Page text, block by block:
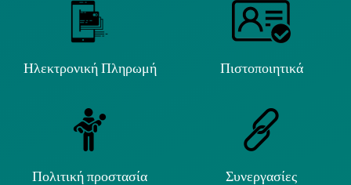
Ηλεκτρονική Πληρωμή Πιστοποιητικά
Πολιτική προστασία Συνεργασίες